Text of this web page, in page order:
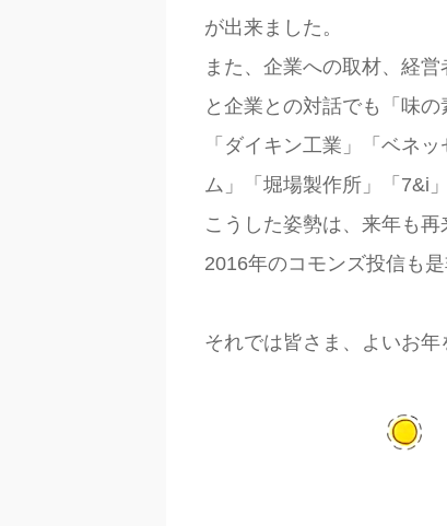
が出来ました。
また、企業への取材、経
と企業との対話でも「味
「ダイキン工業」「ベネ
ム」「堀場製作所」「7&i
こうした姿勢は、来年も再
2016年のコモンズ投信も
それでは皆さま、よいお年